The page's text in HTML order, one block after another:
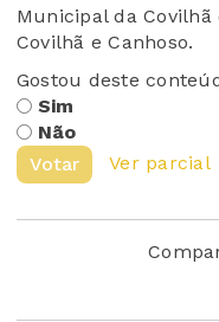
Municipal da Covilhã
Covilhã e Canhoso.
Gostou deste
Sim
Não
Votar
Ver parcial